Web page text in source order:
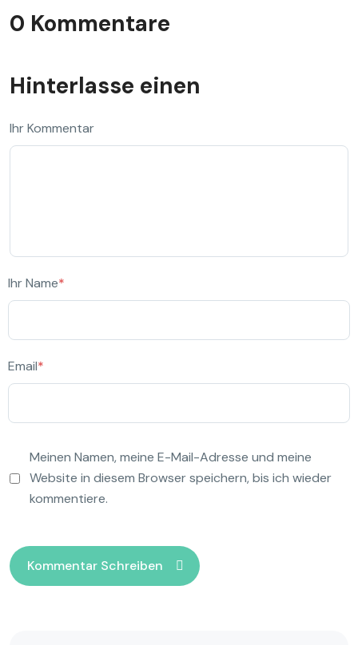
0 Kommentare
Hinterlasse einen
Ihr Kommentar
Ihr Name*
Email*
Meinen Namen, meine E-Mail-Adresse und meine
Website in diesem Browser speichern, bis ich wieder
kommentiere.